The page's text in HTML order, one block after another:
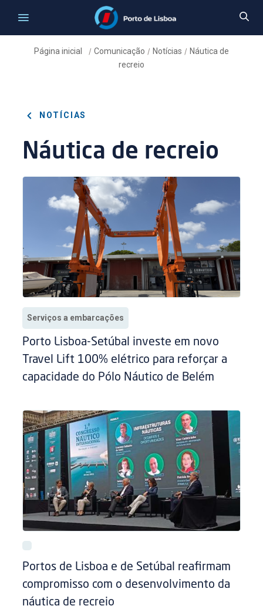
Página inicial / Comunicação / Notícias / Náutica de
recreio
NOTÍCIAS
Náutica de recreio
Serviços a embarcações
Porto Lisboa-Setúbal investe em novo
Travel Lift 100% elétrico para reforçar a
capacidade do Pólo Náutico de Belém
Portos de Lisboa e de Setúbal reafirmam
compromisso com o desenvolvimento da
náutica de recreio